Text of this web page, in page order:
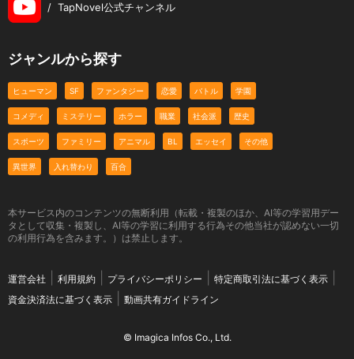
/ TapNovel公式チャンネル
ジャンルから探す
ヒューマン SF ファンタジー 恋愛 バトル 学園
コメディ ミステリー ホラー 職業 社会派 歴史
スポーツ ファミリー アニマル BL エッセイ その他
異世界 入れ替わり 百合
本サービス内のコンテンツの無断利用（転載・複製のほか、AI等の学習用デー
タとして収集・複製し、AI等の学習に利用する行為その他当社が認めない一切
の利用行為を含みます。）は禁止します。
運営会社 利用規約 プライバシーポリシー
特定商取引法に基づく表示
資金決済法に基づく表示
動画共有ガイドライン
© Imagica Infos Co., Ltd.